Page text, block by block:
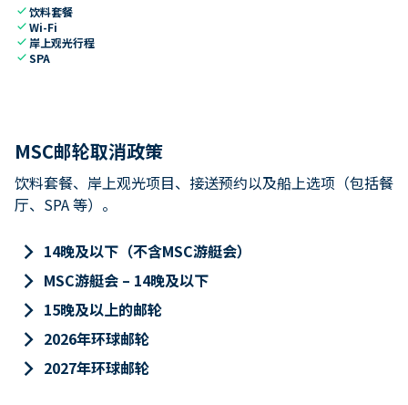
check饮料套餐
checkWi-Fi
check 岸上观光行程
checkSPA
MSC邮轮取消政策
饮料套餐、岸上观光项目、接送预约以及船上选项（包括餐
厅、SPA 等）。
keyboard_arrow_right 14晚及以下（不含MSC游艇会）
keyboard_arrow_right MSC游艇会 – 14晚及以下
keyboard_arrow_right 15晚及以上的邮轮
keyboard_arrow_right 2026年环球邮轮
keyboard_arrow_right 2027年环球邮轮